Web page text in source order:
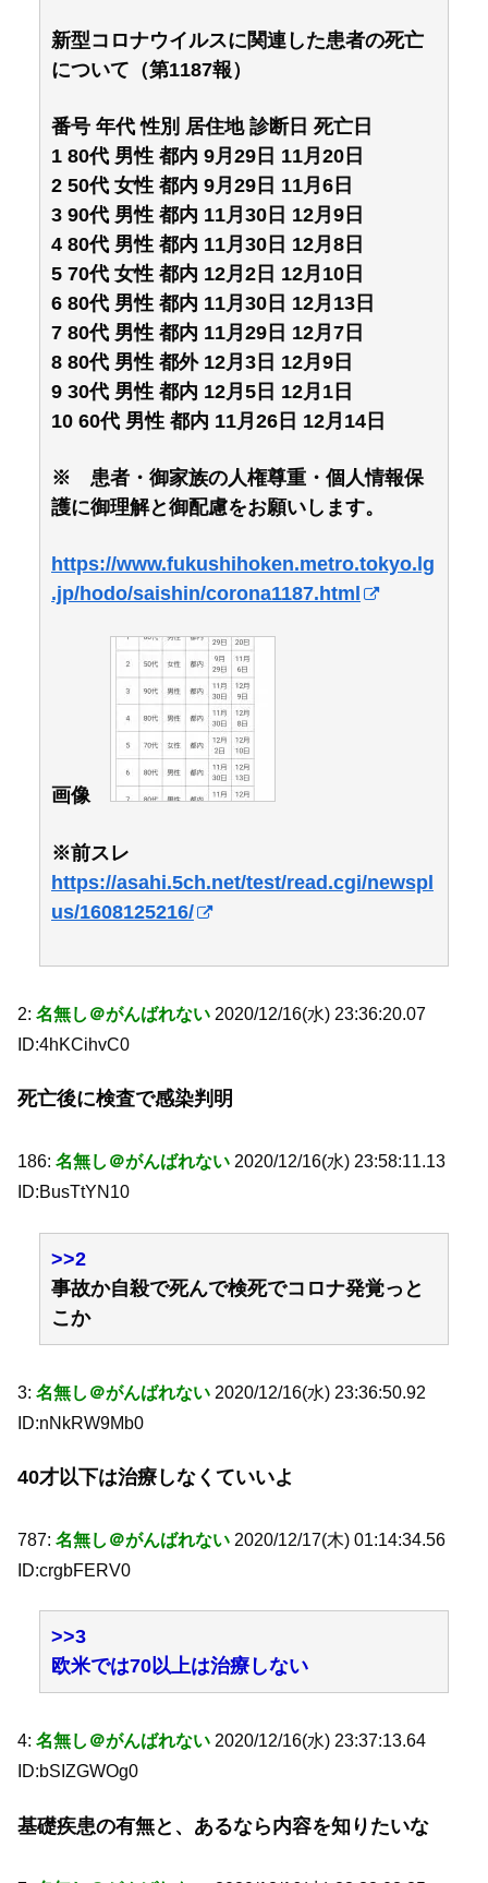
新型コロナウイルスに関連した患者の死亡
について（第1187報）
番号 年代 性別 居住地 診断日 死亡日
1 80代 男性 都内 9月29日 11月20日
2 50代 女性 都内 9月29日 11月6日
3 90代 男性 都内 11月30日 12月9日
4 80代 男性 都内 11月30日 12月8日
5 70代 女性 都内 12月2日 12月10日
6 80代 男性 都内 11月30日 12月13日
7 80代 男性 都内 11月29日 12月7日
8 80代 男性 都外 12月3日 12月9日
9 30代 男性 都内 12月5日 12月1日
10 60代 男性 都内 11月26日 12月14日
※ 患者・御家族の人権尊重・個人情報保
護に御理解と御配慮をお願いします。
https://www.fukushihoken.metro.tokyo.lg
.jp/hodo/saishin/corona1187.html
画像
※前スレ
https://asahi.5ch.net/test/read.cgi/newspl
us/1608125216/
2: 名無し＠がんばれない 2020/12/16(水) 23:36:20.07
ID:4hKCihvC0
死亡後に検査で感染判明
186: 名無し＠がんばれない 2020/12/16(水) 23:58:11.13
ID:BusTtYN10
>>2
事故か自殺で死んで検死でコロナ発覚っと
こか
3: 名無し＠がんばれない 2020/12/16(水) 23:36:50.92
ID:nNkRW9Mb0
40才以下は治療しなくていいよ
787: 名無し＠がんばれない 2020/12/17(木) 01:14:34.56
ID:crgbFERV0
>>3
欧米では70以上は治療しない
4: 名無し＠がんばれない 2020/12/16(水) 23:37:13.64
ID:bSIZGWOg0
基礎疾患の有無と、あるなら内容を知りたいな